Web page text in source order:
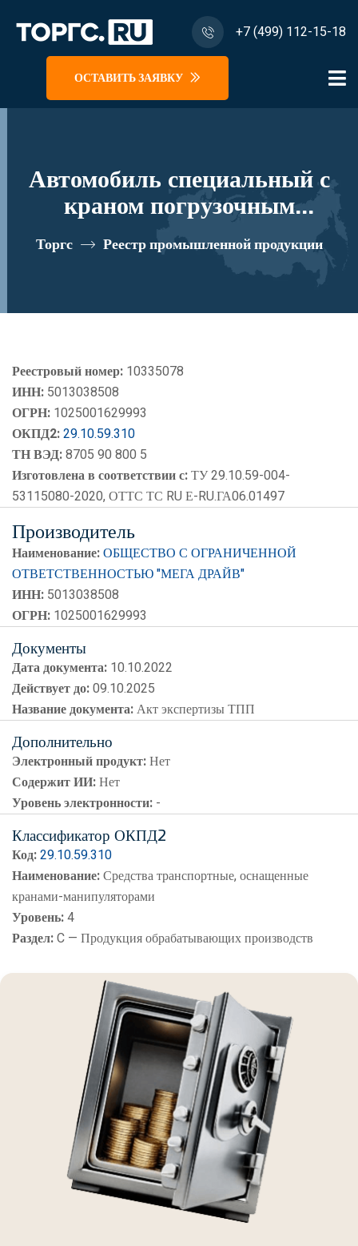
+7 (499) 112-15-18
ОСТАВИТЬ ЗАЯВКУ
Автомобиль специальный с
краном погрузочным
гидравлическим типа МКМА
на базе КАМАЗ 43118 и его
реестровый номер 10335078
Торгс Реестр промышленной продукции
Реестровый номер: 10335078
ИНН: 5013038508
ОГРН: 1025001629993
ОКПД2:29.10.59.310
ТН ВЭД:8705 90 800 5
Изготовлена в соответствии с:ТУ 29.10.59-004-
53115080-2020, ОТТС ТС RU Е-RU.ГА06.01497
Производитель
Наименование:ОБЩЕСТВО С ОГРАНИЧЕННОЙ
ОТВЕТСТВЕННОСТЬЮ "МЕГА ДРАЙВ"
ИНН: 5013038508
ОГРН: 1025001629993
Документы
Дата документа: 10.10.2022
Действует до:09.10.2025
Название документа:Акт экспертизы ТПП
Дополнительно
Электронный продукт:Нет
Содержит ИИ:Нет
Уровень электронности: -
Классификатор ОКПД2
Код:29.10.59.310
Наименование:Средства транспортные, оснащенные
кранами-манипуляторами
Уровень:4
Раздел:C — Продукция обрабатывающих производств